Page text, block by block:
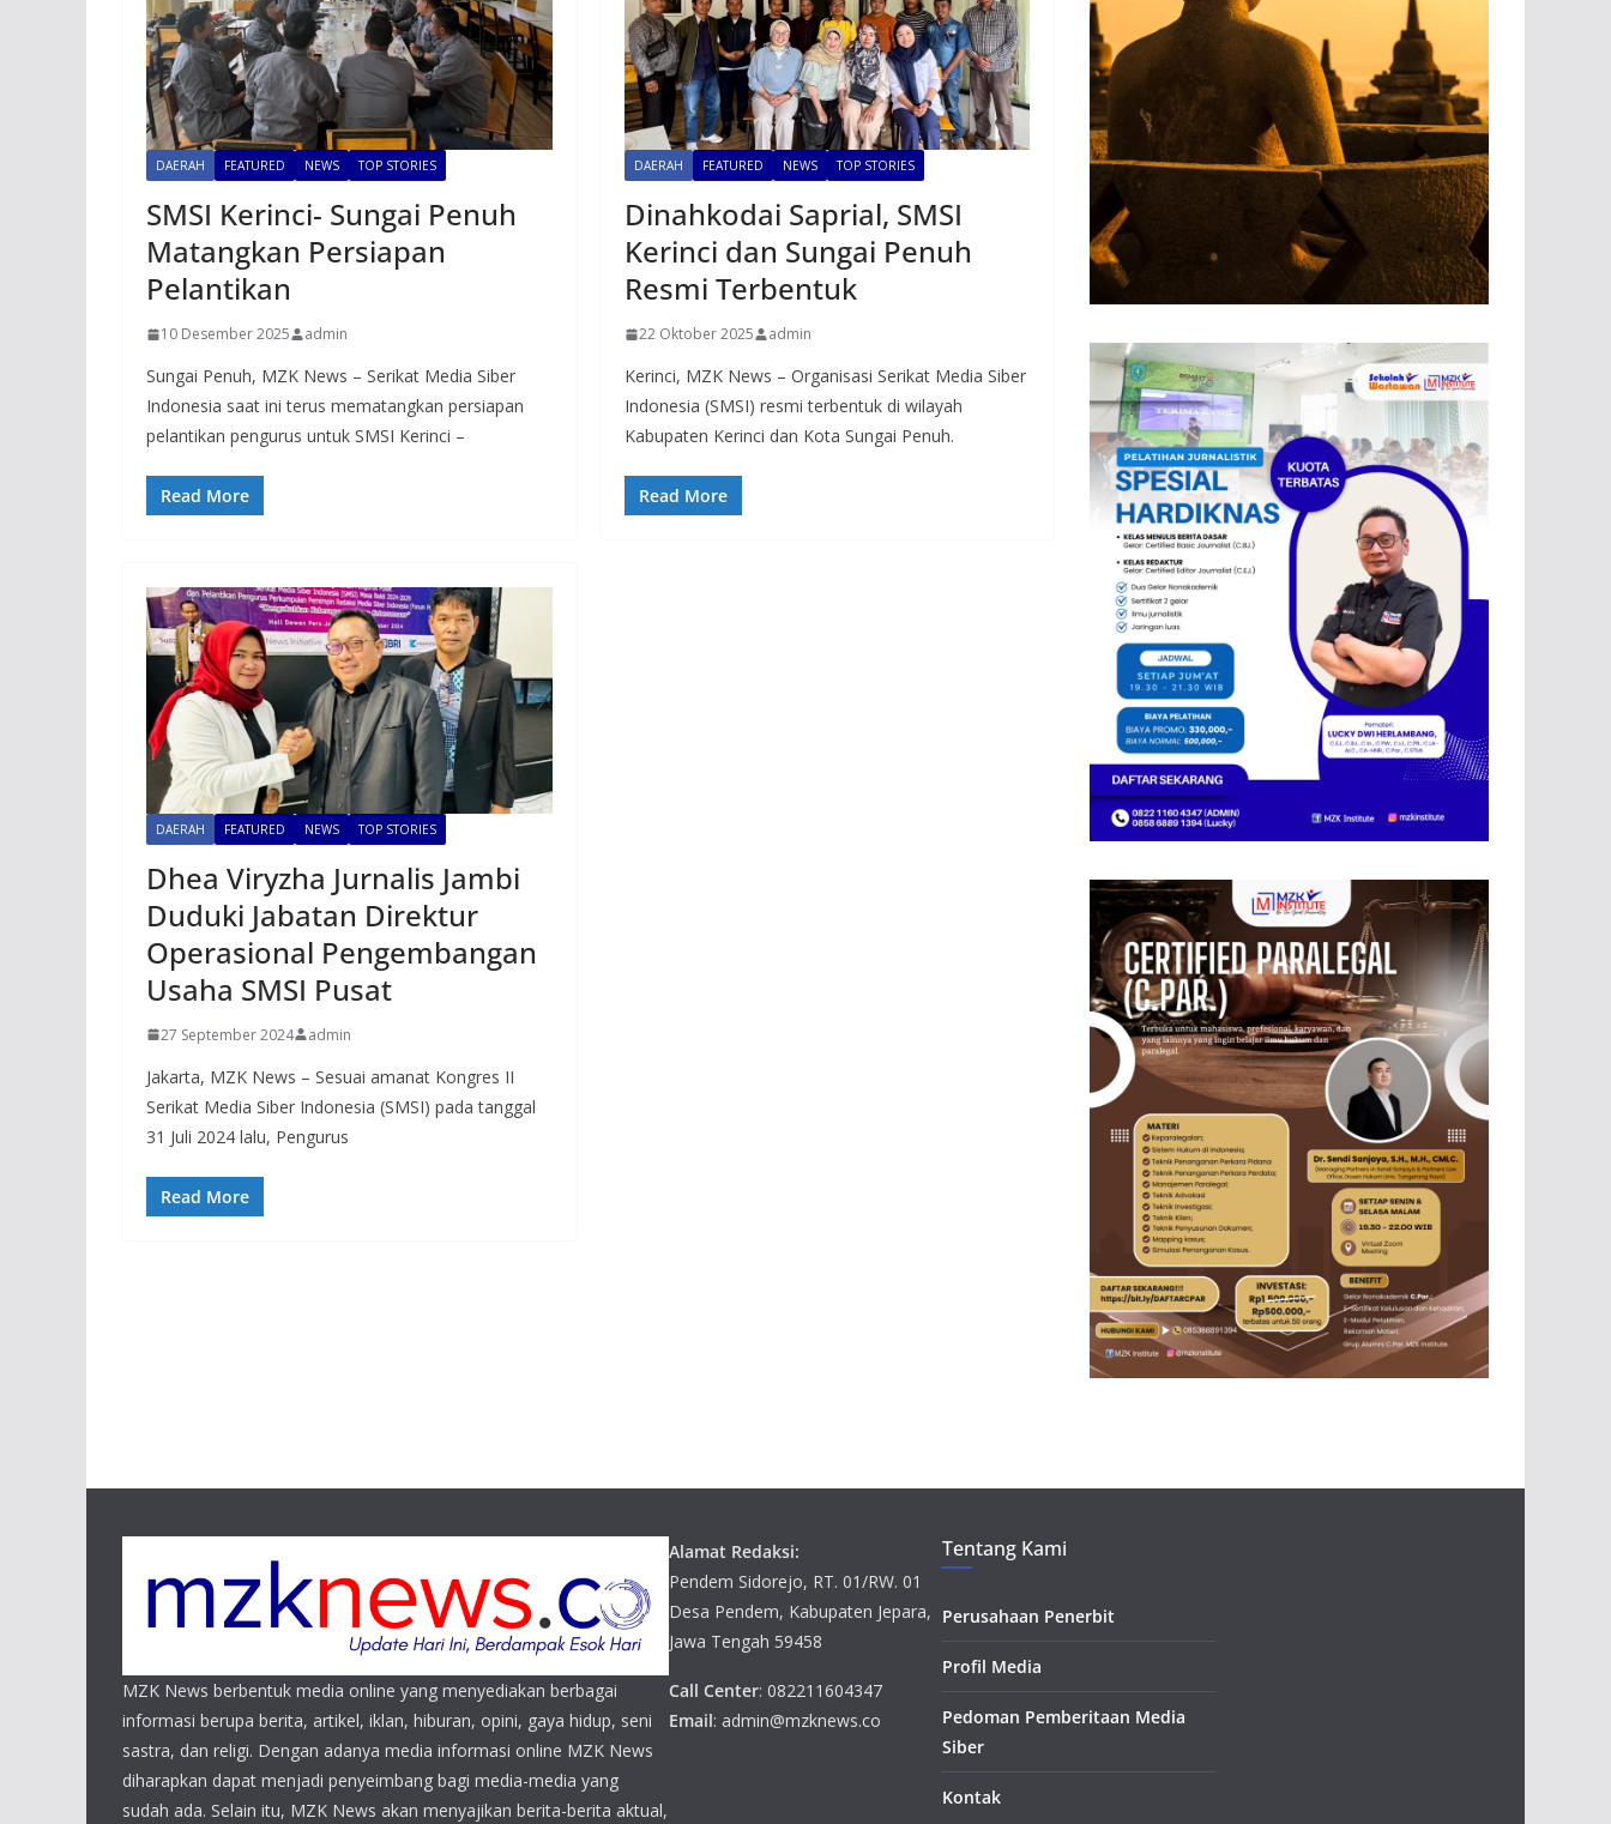
DAERAH FEATURED NEWS TOP STORIES
SMSI Kerinci- Sungai Penuh
Matangkan Persiapan
Pelantikan
10 Desember 2025 admin
Sungai Penuh, MZK News – Serikat Media Siber
Indonesia saat ini terus mematangkan persiapan
pelantikan pengurus untuk SMSI Kerinci –
Read More
DAERAH FEATURED NEWS TOP STORIES
Dinahkodai Saprial, SMSI
Kerinci dan Sungai Penuh
Resmi Terbentuk
22 Oktober 2025 admin
Kerinci, MZK News – Organisasi Serikat Media Siber
Indonesia (SMSI) resmi terbentuk di wilayah
Kabupaten Kerinci dan Kota Sungai Penuh.
Read More
DAERAH FEATURED NEWS TOP STORIES
Dhea Viryzha Jurnalis Jambi
Duduki Jabatan Direktur
Operasional Pengembangan
Usaha SMSI Pusat
27 September 2024 admin
Jakarta, MZK News – Sesuai amanat Kongres II
Serikat Media Siber Indonesia (SMSI) pada tanggal
31 Juli 2024 lalu, Pengurus
Read More
MZK News berbentuk media online yang menyediakan berbagai
informasi berupa berita, artikel, iklan, hiburan, opini, gaya hidup, seni
sastra, dan religi. Dengan adanya media informasi online MZK News
diharapkan dapat menjadi penyeimbang bagi media-media yang
sudah ada. Selain itu, MZK News akan menyajikan berita-berita aktual,
Alamat Redaksi:
Pendem Sidorejo, RT. 01/RW. 01
Desa Pendem, Kabupaten Jepara,
Jawa Tengah 59458
Call Center: 082211604347
Email: admin@mzknews.co
Tentang Kami
Perusahaan Penerbit
Profil Media
Pedoman Pemberitaan Media
Siber
Kontak